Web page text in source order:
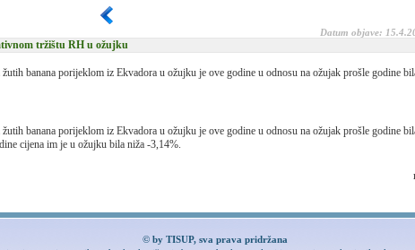
Datum objave:
tržištu RH u ožujku
banana porijeklom iz Ekvadora u ožujku je ove godine u odnosu na ožujak prošle godine
banana porijeklom iz Ekvadora u ožujku je ove godine u odnosu na ožujak prošle godine
cijena im je u ožujku bila niža -3,14%.
© by TISUP, sva prava pridržana